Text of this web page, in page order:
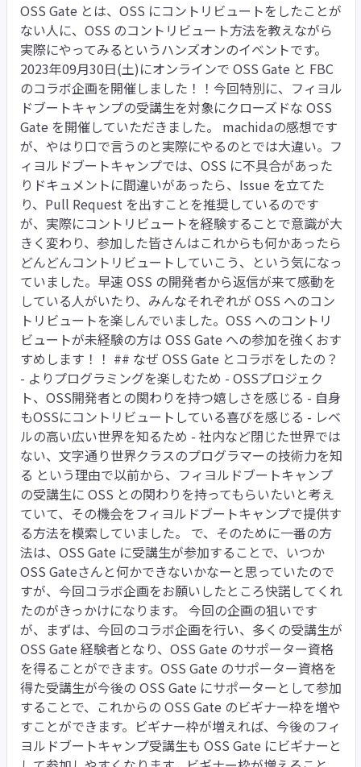
OSS Gate とは、OSS にコントリビュートをしたことが
ない人に、OSS のコントリビュート方法を教えながら
実際にやってみるというハンズオンのイベントです。
2023年09月30日(土)にオンラインで OSS Gate と FBC
のコラボ企画を開催しました！！今回特別に、フィヨル
ドブートキャンプの受講生を対象にクローズドな OSS
Gate を開催していただきました。 machidaの感想です
が、やはり口で言うのと実際にやるのとでは大違い。フ
ィヨルドブートキャンプでは、OSS に不具合があった
りドキュメントに間違いがあったら、Issue を立てた
り、Pull Request を出すことを推奨しているのです
が、実際にコントリビュートを経験することで意識が大
きく変わり、参加した皆さんはこれからも何かあったら
どんどんコントリビュートしていこう、という気になっ
ていました。早速 OSS の開発者から返信が来て感動を
している人がいたり、みんなそれぞれが OSS へのコン
トリビュートを楽しんでいました。OSS へのコントリ
ビュートが未経験の方は OSS Gate への参加を強くおす
すめします！！ ## なぜ OSS Gate とコラボをしたの？
- よりプログラミングを楽しむため - OSSプロジェク
ト、OSS開発者との関わりを持つ嬉しさを感じる - 自身
もOSSにコントリビュートしている喜びを感じる - レベ
ルの高い広い世界を知るため - 社内など閉じた世界では
ない、文字通り世界クラスのプログラマーの技術力を知
る という理由で以前から、フィヨルドブートキャンプ
の受講生に OSS との関わりを持ってもらいたいと考え
ていて、その機会をフィヨルドブートキャンプで提供す
る方法を模索していました。 で、そのために一番の方
法は、OSS Gate に受講生が参加することで、いつか
OSS Gateさんと何かできないかなーと思っていたので
すが、今回コラボ企画をお願いしたところ快諾してくれ
たのがきっかけになります。 今回の企画の狙いです
が、まずは、今回のコラボ企画を行い、多くの受講生が
OSS Gate 経験者となり、OSS Gate のサポーター資格
を得ることができます。OSS Gate のサポーター資格を
得た受講生が今後の OSS Gate にサポーターとして参加
することで、これからの OSS Gate のビギナー枠を増や
すことができます。ビギナー枠が増えれば、今後のフィ
ヨルドブートキャンプ受講生も OSS Gate にビギナーと